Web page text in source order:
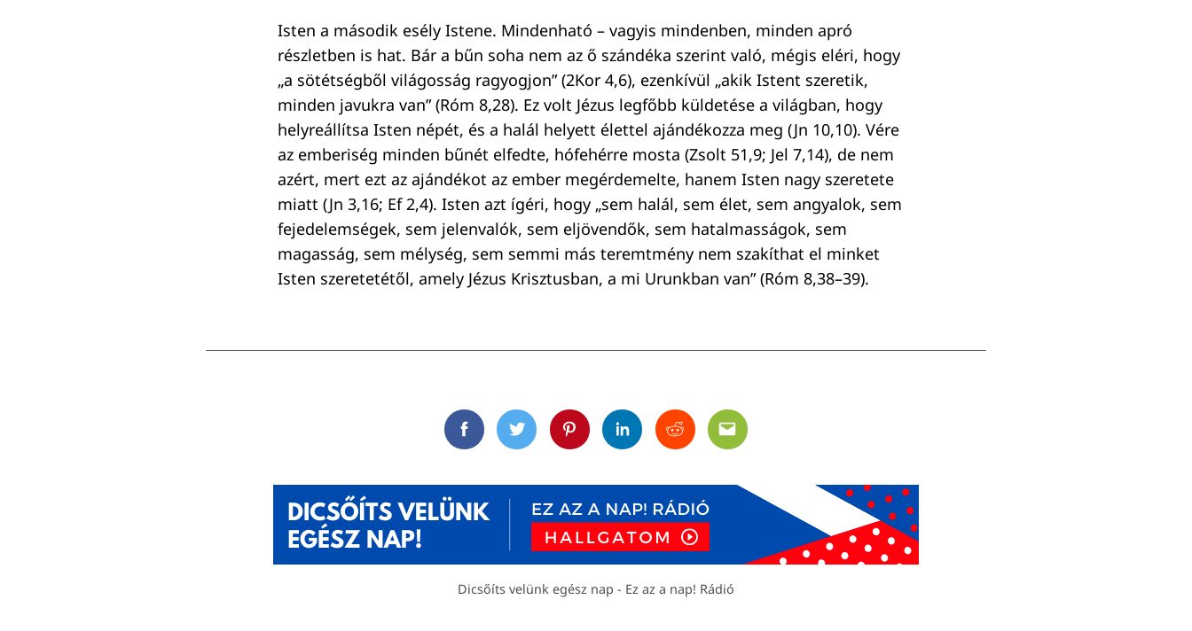
Isten a második esély Istene. Mindenható – vagyis mindenben, minden apró
részletben is hat. Bár a bűn soha nem az ő szándéka szerint való, mégis eléri, hogy
„a sötétségből világosság ragyogjon” (2Kor 4,6), ezenkívül „akik Istent szeretik,
minden javukra van” (Róm 8,28). Ez volt Jézus legfőbb küldetése a világban, hogy
helyreállítsa Isten népét, és a halál helyett élettel ajándékozza meg (Jn 10,10). Vére
az emberiség minden bűnét elfedte, hófehérre mosta (Zsolt 51,9; Jel 7,14), de nem
azért, mert ezt az ajándékot az ember megérdemelte, hanem Isten nagy szeretete
miatt (Jn 3,16; Ef 2,4). Isten azt ígéri, hogy „sem halál, sem élet, sem angyalok, sem
fejedelemségek, sem jelenvalók, sem eljövendők, sem hatalmasságok, sem
magasság, sem mélység, sem semmi más teremtmény nem szakíthat el minket
Isten szeretetétől, amely Jézus Krisztusban, a mi Urunkban van” (Róm 8,38–39).
FacebookTwitterPinterestLinkedinRedditEmail
Dicsőíts velünk egész nap - Ez az a nap! Rádió